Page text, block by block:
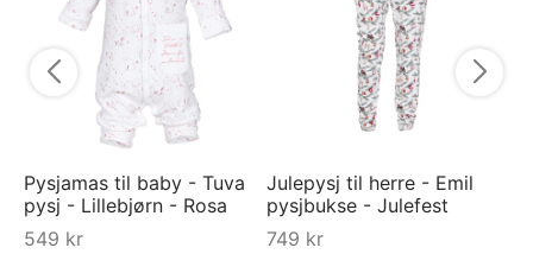
Pysjamas til baby - Tuva
pysj - Lillebjørn - Rosa
549 kr
Julepysj til herre - Emil
pysjbukse - Julefest
749 kr